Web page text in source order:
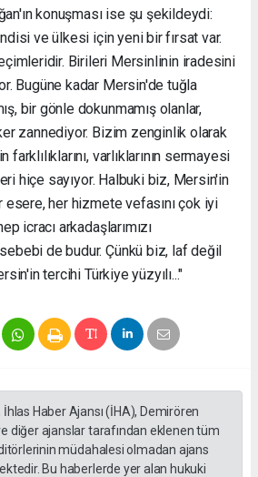
konuşması ise şu şekildeydi:
ve ülkesi için yeni bir fırsat var.
Birileri Mersinlinin iradesini
Bugüne kadar Mersin'de tuğla
bir gönle dokunmamış olanlar,
zannediyor. Bizim zenginlik olarak
varlıklarının sermayesi
hiçe sayıyor. Halbuki biz, Mersin'in
esere, her hizmete vefasını çok iyi
icracı arkadaşlarımızı
de budur. Çünkü biz, laf değil
tercihi Türkiye yüzyılı..."
Haber Ajansı (İHA), Demirören
diğer ajanslar tarafından eklenen tüm
müdahalesi olmadan ajans
Bu haberlerde yer alan hukuki